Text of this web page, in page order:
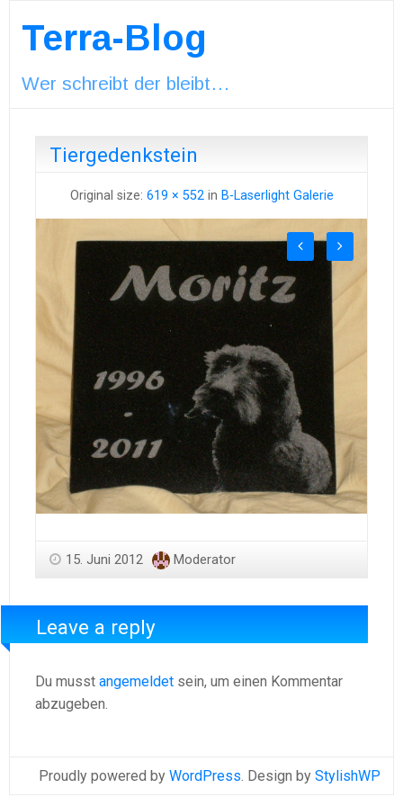
Terra-Blog
Wer schreibt der bleibt…
Tiergedenkstein
Original size: 619 × 552in B-Laserlight Galerie
15. Juni 2012 Moderator
Leave a reply
Du musst angemeldet sein, um einen Kommentar
abzugeben.
Proudly powered by WordPress. Design by StylishWP